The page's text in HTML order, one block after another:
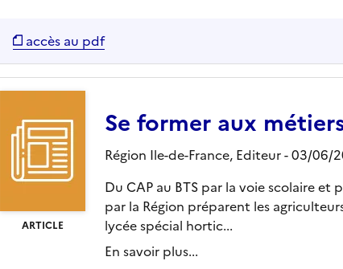
accès au pdf
ARTICLE
Se former aux
Région Ile-de-France, Editeur- 03/06/
Du CAP au BTS par la voie scolaire et
par la Région préparent les
lycée spécial hortic...
En savoir plus...